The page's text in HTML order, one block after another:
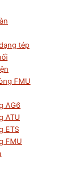
tép
FMU
AG6
ATU
ETS
FMU